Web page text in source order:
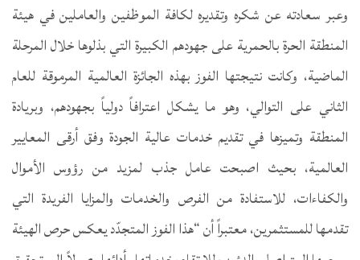
وعبر سعادته عن شكره وتقديره لكافة الموظفين والعاملين في هيئة
المنطقة الحرة بالحمرية على جهودهم الكبيرة التي بذلوها خلال المرحلة
الماضية، وكانت نتيجتها الفوز بهذه الجائزة العالمية المرموقة للعام
الثاني على التوالي، وهو ما يشكل اعترافاً دولياً بجهودهم، وبريادة
المنطقة وتميزها في تقديم خدمات عالية الجودة وفق أرقى المعايير
العالمية، بحيث اصبحت عامل جذب لمزيد من رؤوس الأموال
والكفاءات، للاستفادة من الفرص والخدمات والمزايا الفريدة التي
تقدمها للمستثمرين، معتبراً أن “هذا الفوز المتجدّد يعكس حرص الهيئة